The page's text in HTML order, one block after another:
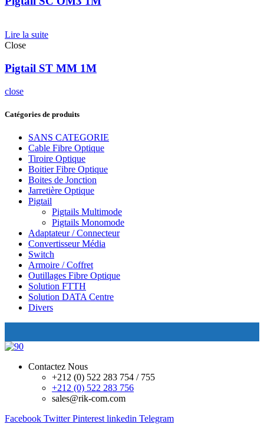
Lire la suite
Close
Pigtail ST MM 1M
close
Catégories de produits
SANS CATEGORIE
Cable Fibre Optique
Tiroire Optique
Boitier Fibre Optique
Boites de Jonction
Jarretière Optique
Pigtail
Pigtails Multimode
Pigtails Monomode
Adaptateur / Connecteur
Convertisseur Média
Switch
Armoire / Coffret
Outillages Fibre Optique
Solution FTTH
Solution DATA Centre
Divers
Contactez Nous
+212 (0) 522 283 754 / 755
+212 (0) 522 283 756
sales@rik-com.com
Facebook Twitter Pinterest linkedin Telegram